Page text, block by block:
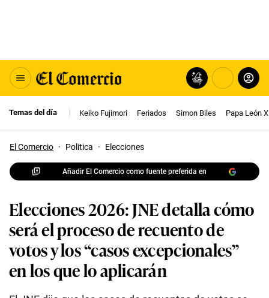
Temas del día Keiko Fujimori Feriados Simon Biles Papa León
El Comercio · Politica · Elecciones
Añadir El Comercio como fuente preferida en
Elecciones 2026: JNE detalla cómo
será el proceso de recuento de
votos y los “casos excepcionales”
en los que lo aplicarán